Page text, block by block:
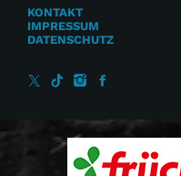
KONTAKT
IMPRESSUM
DATENSCHUTZ